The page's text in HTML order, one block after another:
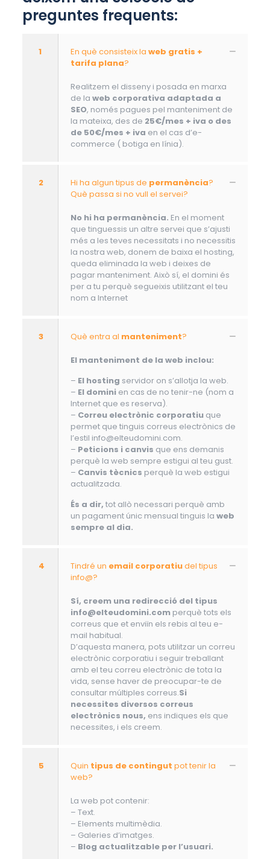
preguntes frequents:
1 En què consisteix la web gratis +
tarifa plana?
Realitzem el disseny i posada en marxa
de la web corporativa adaptada a
SEO, només pagues pel manteniment de
la mateixa, des de 25€/mes + iva o des
de 50€/mes + iva en el cas d’e-
commerce ( botiga en línia).
2 Hi ha algun tipus de permanència?
Què passa si no vull el servei?
No hi ha permanència. En el moment
que tinguessis un altre servei que s’ajusti
més a les teves necessitats i no necessitis
la nostra web, donem de baixa el hosting,
queda eliminada la web i deixes de
pagar manteniment. Això sí, el domini és
per a tu perquè segueixis utilitzant el teu
nom a Internet
3 Què entra al manteniment?
El manteniment de la web inclou:
– El hosting servidor on s’allotja la web.
– El dominien cas de no tenir-ne (nom a
Internet que es reserva).
– Correu electrònic corporatiuque
permet que tinguis correus electrònics de
l’estil info@elteudomini.com.
– Peticions i canvis que ens demanis
perquè la web sempre estigui al teu gust.
– Canvis tècnics perquè la web estigui
actualitzada.
És a dir, tot allò necessari perquè amb
un pagament únic mensual tinguis la web
sempre al dia.
4 Tindré un email corporatiudel tipus
info@?
Sí, creem una redirecció del tipus
info@elteudomini.comperquè tots els
correus que et enviïn els rebis al teu e-
mail habitual.
D’aquesta manera, pots utilitzar un correu
electrònic corporatiu i seguir treballant
amb el teu correu electrònic de tota la
vida, sense haver de preocupar-te de
consultar múltiples correus.Si
necessites diversos correus
electrònics nous, ens indiques els que
necessites, i els creem.
5 Quin tipus de contingut pot tenir la
web?
La web pot contenir:
– Text.
– Elements multimèdia.
– Galeries d’imatges.
– Blog actualitzable per l’usuari.